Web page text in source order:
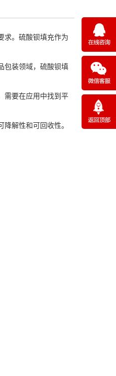
。 硫酸钡填充作为
包装领域，硫酸钡填
需要在应用中找到平
解性和可回收性。